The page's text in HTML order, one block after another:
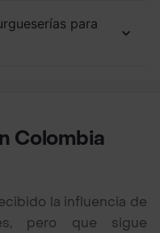
para
Colombia
la influencia de
pero que sigue